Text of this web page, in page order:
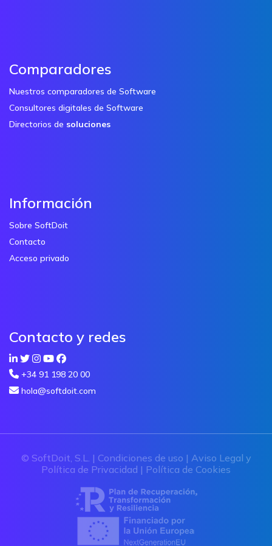
Comparadores
Nuestros comparadores de Software
Consultores digitales de Software
Directorios de soluciones
Información
Sobre SoftDoit
Contacto
Acceso privado
Contacto y redes
+34 91 198 20 00
hola@softdoit.com
© SoftDoit, S.L. | Condiciones de uso | Aviso Legal y
Política de Privacidad | Política de Cookies